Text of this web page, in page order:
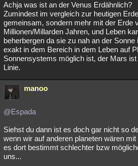
Achja was ist an der Venus Erdähnlich?
Zumindest im vergleich zur heutigen
gemeinsam, sondern mehr mit der Erde
Millionen/Millarden Jahren, und Leben
beherbergen da sie zu nah an der
exakt in dem Bereich in dem Leben auf
Sonnensystems möglich ist, der Mars
Linie.
manoo
@Espada
Siehst du dann ist es doch gar nicht so
wenn wir auf anderen planeten wären
es dort bestimmt schlechter bzw
uns...